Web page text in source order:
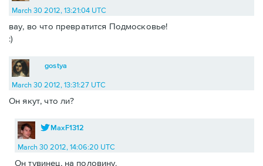
March 30 2012, 13:21:04 UTC
вау, во что превратится Подмосковье!
:)
gostya
March 30 2012, 13:31:27 UTC
Он якут, что ли?
MaxF1312
March 30 2012, 14:06:20 UTC
Он тувинец, на половину.